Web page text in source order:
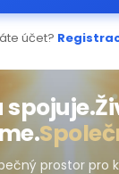
účet?
spojuje.
prostor pro